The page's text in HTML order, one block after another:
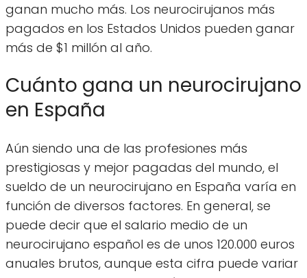
ganan mucho más. Los neurocirujanos más
pagados en los Estados Unidos pueden ganar
más de $1 millón al año.
Cuánto gana un neurocirujano
en España
Aún siendo una de las profesiones más
prestigiosas y mejor pagadas del mundo, el
sueldo de un neurocirujano en España varía en
función de diversos factores. En general, se
puede decir que el salario medio de un
neurocirujano español es de unos 120.000 euros
anuales brutos, aunque esta cifra puede variar